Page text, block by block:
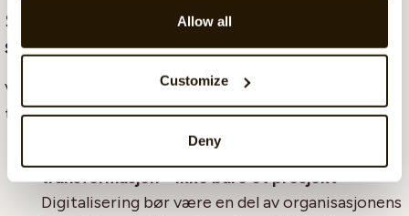
Allow all
Customize
Deny
Slik lykkes du: tre tips til HR i offentlig
sektor
Vil du ta neste steg på digitaliseringsreisen? Her er
tre råd som kan hjelpe deg videre:
Se digitalisering som en strategisk
transformasjon – ikke bare et prosjekt
Digitalisering bør være en del av organisasjonens